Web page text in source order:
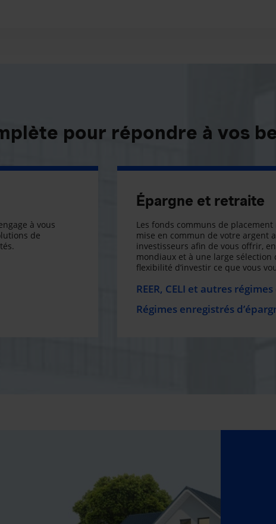
pour répondre à vos
à vous
de
Épargne et retraite
Les fonds communs de
mise en commun de votre argent
investisseurs afin de vous offrir,
mondiaux et à une large
flexibilité d’investir ce que vous
REER, CELI et autres
Régimes enregistrés